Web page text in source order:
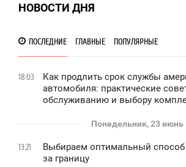
НОВОСТИ ДНЯ
ПОСЛЕДНИЕ ГЛАВНЫЕ ПОПУЛЯРНЫЕ
18:03
Как продлить срок службы
автомобиля: практические
обслуживанию и выбору
Понедельник, 23 июнь
13:21
Выбираем оптимальный способ
за границу